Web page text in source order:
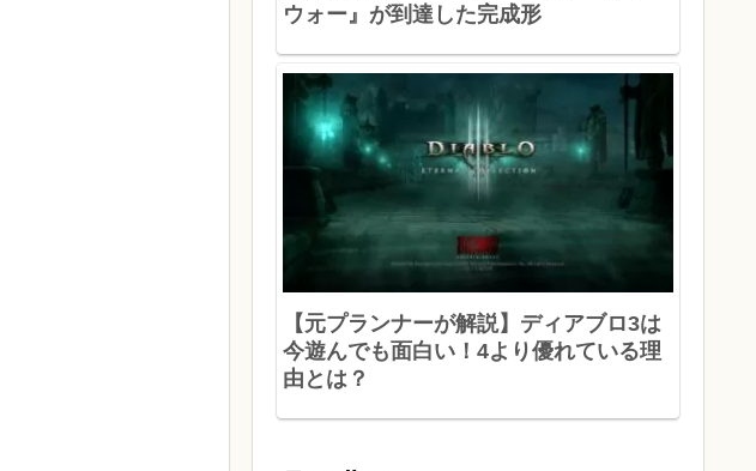
ウォー』が到達した完成形
【元プランナーが解説】ディアブロ3は
今遊んでも面白い！4より優れている理
由とは？